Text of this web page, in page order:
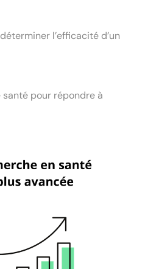
l’efficacité d’un
pour répondre à